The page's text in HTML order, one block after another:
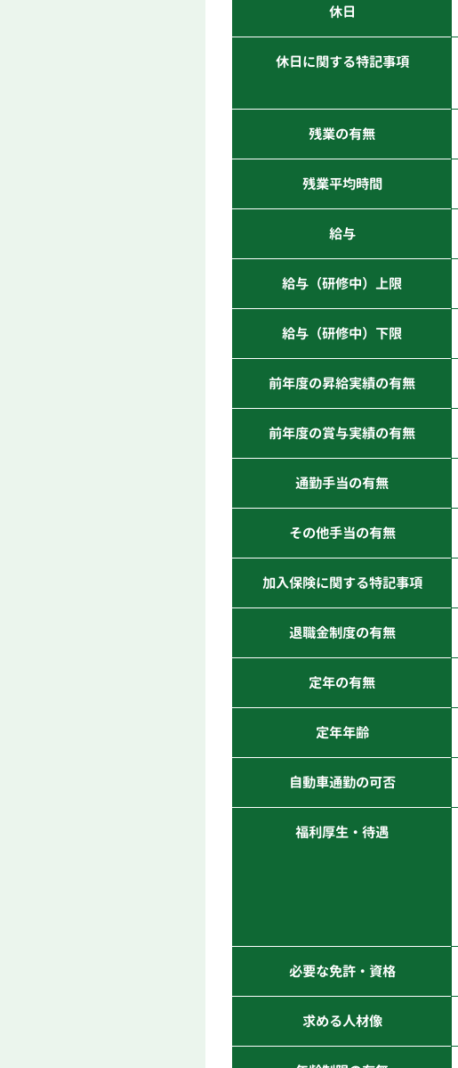
休日
休日に関する特記事項
残業の有無
残業平均時間
給与
給与（研修中）上限
給与（研修中）下限
前年度の昇給実績の有無
前年度の賞与実績の有無
通勤手当の有無
その他手当の有無
加入保険に関する特記事項
退職金制度の有無
定年の有無
定年年齢
自動車通勤の可否
福利厚生・待遇
必要な免許・資格
求める人材像